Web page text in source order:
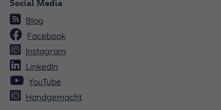
Social Media
Blog
Facebook
Instagram
LinkedIn
YouTube
Handgemacht